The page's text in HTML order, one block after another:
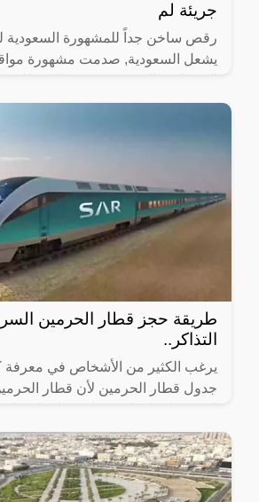
جريئة لم
رقص ساخن جداً للمشهورة السعودية
يشعل السعودية, صدمت مشهورة
رقصها والميكاج الذي
طريقة حجز قطار الحرمين
التذاكر..
يرغب الكثير من الأشخاص في معرفة
جدول قطار الحرمين لأن قطار